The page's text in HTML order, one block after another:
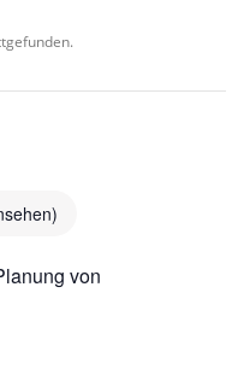
von